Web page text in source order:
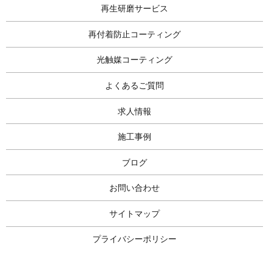
再生研磨サービス
再付着防止コーティング
光触媒コーティング
よくあるご質問
求人情報
施工事例
ブログ
お問い合わせ
サイトマップ
プライバシーポリシー